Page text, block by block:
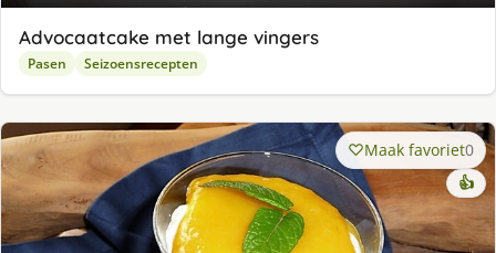
Advocaatcake met lange vingers
Pasen Seizoensrecepten
Maak favoriet0
👍